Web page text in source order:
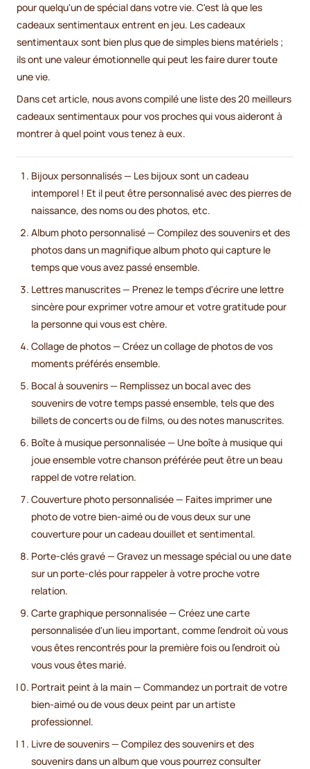
pour quelqu'un de spécial dans votre vie. C'est là que les
cadeaux sentimentaux entrent en jeu. Les cadeaux
sentimentaux sont bien plus que de simples biens matériels ;
ils ont une valeur émotionnelle qui peut les faire durer toute
une vie.
Dans cet article, nous avons compilé une liste des 20 meilleurs
cadeaux sentimentaux pour vos proches qui vous aideront à
montrer à quel point vous tenez à eux.
Bijoux personnalisés — Les bijoux sont un cadeau
intemporel ! Et il peut être personnalisé avec des pierres de
naissance, des noms ou des photos, etc.
Album photo personnalisé — Compilez des souvenirs et des
photos dans un magnifique album photo qui capture le
temps que vous avez passé ensemble.
Lettres manuscrites — Prenez le temps d'écrire une lettre
sincère pour exprimer votre amour et votre gratitude pour
la personne qui vous est chère.
Collage de photos — Créez un collage de photos de vos
moments préférés ensemble.
Bocal à souvenirs — Remplissez un bocal avec des
souvenirs de votre temps passé ensemble, tels que des
billets de concerts ou de films, ou des notes manuscrites.
Boîte à musique personnalisée — Une boîte à musique qui
joue ensemble votre chanson préférée peut être un beau
rappel de votre relation.
Couverture photo personnalisée — Faites imprimer une
photo de votre bien-aimé ou de vous deux sur une
couverture pour un cadeau douillet et sentimental.
Porte-clés gravé — Gravez un message spécial ou une date
sur un porte-clés pour rappeler à votre proche votre
relation.
Carte graphique personnalisée — Créez une carte
personnalisée d'un lieu important, comme l'endroit où vous
vous êtes rencontrés pour la première fois ou l'endroit où
vous vous êtes marié.
Portrait peint à la main — Commandez un portrait de votre
bien-aimé ou de vous deux peint par un artiste
professionnel.
Livre de souvenirs — Compilez des souvenirs et des
souvenirs dans un album que vous pourrez consulter